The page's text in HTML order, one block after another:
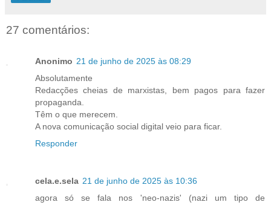
27 comentários:
Anonimo 21 de junho de 2025 às 08:29
Absolutamente
Redacções cheias de marxistas, bem pagos para fazer
propaganda.
Têm o que merecem.
A nova comunicação social digital veio para ficar.
Responder
cela.e.sela 21 de junho de 2025 às 10:36
agora só se fala nos 'neo-nazis' (nazi um tipo de